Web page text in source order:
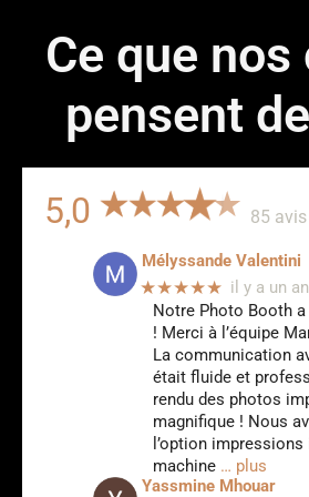
Ce que
pensent
5,0 85 avis
Mélyssande Valentini
★★★★★ il y a un an
Notre Photo Booth
! Merci à l’équipe
La communication
était fluide et
rendu des photos
magnifique ! Nous
l’option
machine … plus
Yassmine Mhouar